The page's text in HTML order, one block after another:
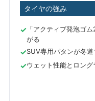
タイヤの強み
「アクティブ発泡ゴ
がる
SUV専用パタンが冬
ウェット性能とロン